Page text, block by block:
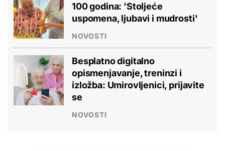
100 godina: 'Stoljeće
uspomena, ljubavi i mudrosti'
NOVOSTI
Besplatno digitalno
opismenjavanje, treninzi i
izložba: Umirovljenici, prijavite
se
NOVOSTI